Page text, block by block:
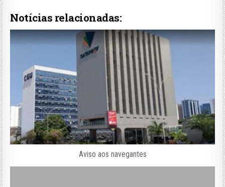
Notícias relacionadas:
Aviso aos navegantes